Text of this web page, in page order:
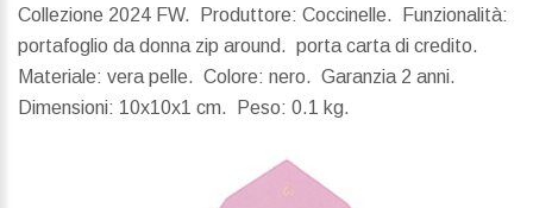
Collezione 2024 FW. Produttore: Coccinelle. Funzionalità:
portafoglio da donna zip around. porta carta di credito.
Materiale: vera pelle. Colore: nero. Garanzia 2 anni.
Dimensioni: 10x10x1 cm. Peso: 0.1 kg.